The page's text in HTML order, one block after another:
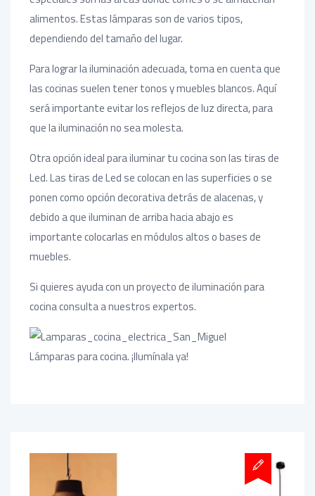
alimentos. Estas lámparas son de varios tipos,
dependiendo del tamaño del lugar.
Para lograr la iluminación adecuada, toma en cuenta que
las cocinas suelen tener tonos y muebles blancos. Aquí
será importante evitar los reflejos de luz directa, para
que la iluminación no sea molesta.
Otra opción ideal para iluminar tu cocina son las tiras de
Led. Las tiras de Led se colocan en las superficies o se
ponen como opción decorativa detrás de alacenas, y
debido a que iluminan de arriba hacia abajo es
importante colocarlas en módulos altos o bases de
muebles.
Si quieres ayuda con un proyecto de iluminación para
cocina consulta a nuestros expertos.
Lámparas para cocina. ¡Ilumínala ya!